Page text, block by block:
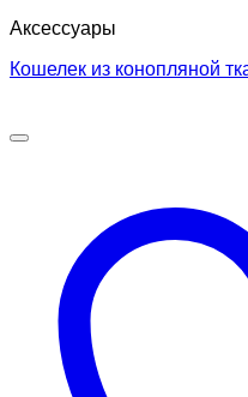
Аксессуары
Кошелек из конопляной